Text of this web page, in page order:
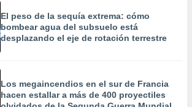
El peso de la sequía extrema: cómo
bombear agua del subsuelo está
desplazando el eje de rotación terrestre
Los megaincendios en el sur de Francia
hacen estallar a más de 400 proyectiles